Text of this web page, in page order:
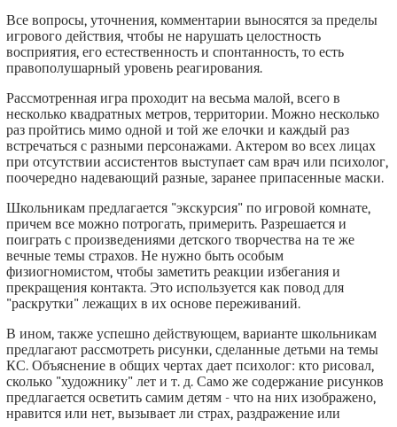
Все вопросы, уточнения, комментарии выносятся за пределы
игрового действия, чтобы не нарушать целостность
восприятия, его естественность и спонтанность, то есть
правополушарный уровень реагирования.
Рассмотренная игра проходит на весьма малой, всего в
несколько квадратных метров, территории. Можно несколько
раз пройтись мимо одной и той же елочки и каждый раз
встречаться с разными персонажами. Актером во всех лицах
при отсутствии ассистентов выступает сам врач или психолог,
поочередно надевающий разные, заранее припасенные маски.
Школьникам предлагается "экскурсия" по игровой комнате,
причем все можно потрогать, примерить. Разрешается и
поиграть с произведениями детского творчества на те же
вечные темы страхов. Не нужно быть особым
физиогномистом, чтобы заметить реакции избегания и
прекращения контакта. Это используется как повод для
"раскрутки" лежащих в их основе переживаний.
В ином, также успешно действующем, варианте школьникам
предлагают рассмотреть рисунки, сделанные детьми на темы
КС. Объяснение в общих чертах дает психолог: кто рисовал,
сколько "художнику" лет и т. д. Само же содержание рисунков
предлагается осветить самим детям - что на них изображено,
нравится или нет, вызывает ли страх, раздражение или